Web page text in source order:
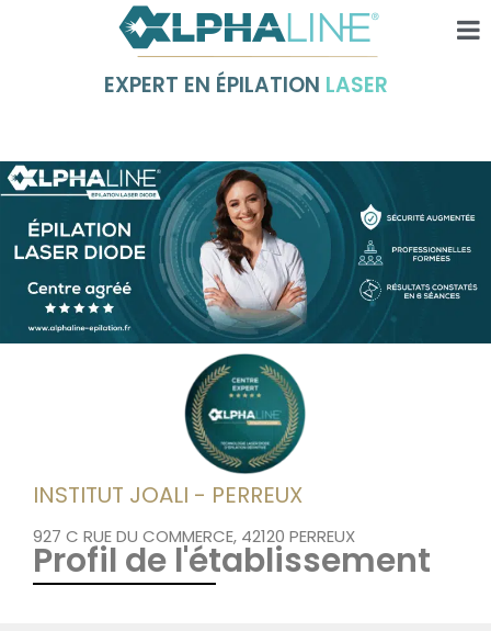
EXPERT EN ÉPILATION LASER
INSTITUT JOALI - PERREUX
927 C RUE DU COMMERCE, 42120 PERREUX
Profil de l'établissement